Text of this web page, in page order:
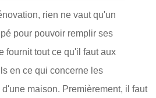
rien ne vaut qu'un
pour pouvoir remplir ses
fournit tout ce qu'il faut aux
en ce qui concerne les
maison. Premièrement, il faut